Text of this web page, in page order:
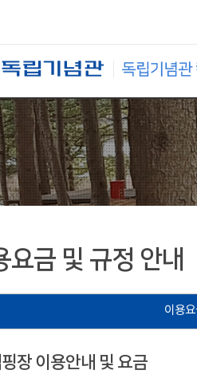
요금 및 규정 안내
이용요
장 이용안내 및 요금